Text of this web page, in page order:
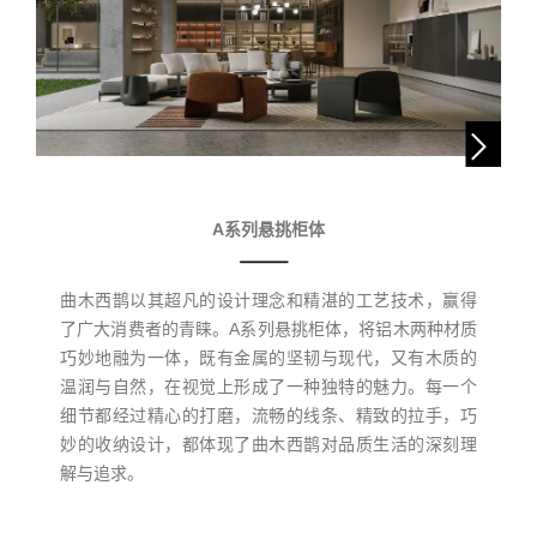
A系列悬挑柜体
曲木西鹊以其超凡的设计理念和精湛的工艺技术，赢得
了广大消费者的青睐。A系列悬挑柜体，将铝木两种材质
巧妙地融为一体，既有金属的坚韧与现代，又有木质的
温润与自然，在视觉上形成了一种独特的魅力。每一个
细节都经过精心的打磨，流畅的线条、精致的拉手，巧
妙的收纳设计，都体现了曲木西鹊对品质生活的深刻理
解与追求。